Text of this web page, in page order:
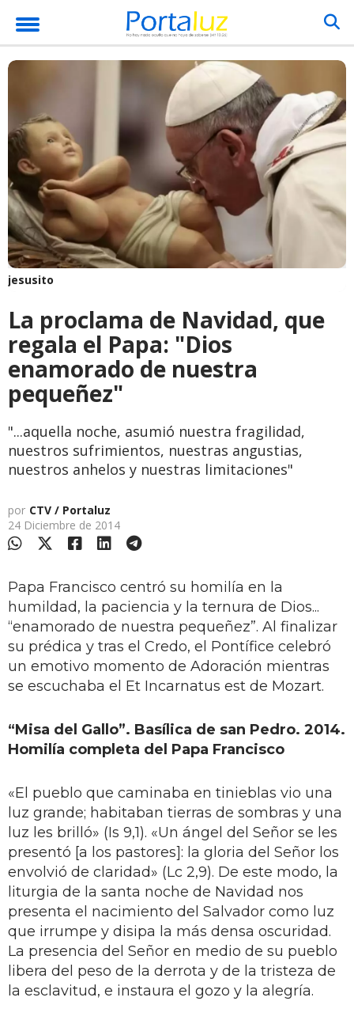
jesusito
La proclama de Navidad, que
regala el Papa: "Dios
enamorado de nuestra
pequeñez"
"...aquella noche, asumió nuestra fragilidad,
nuestros sufrimientos, nuestras angustias,
nuestros anhelos y nuestras limitaciones"
por CTV / Portaluz
24 Diciembre de 2014
Papa Francisco centró su homilía en la
humildad, la paciencia y la ternura de Dios...
“enamorado de nuestra pequeñez”. Al finalizar
su prédica y tras el Credo, el Pontífice celebró
un emotivo momento de Adoración mientras
se escuchaba el Et Incarnatus est de Mozart.
“Misa del Gallo”. Basílica de san Pedro. 2014.
Homilía completa del Papa Francisco
«El pueblo que caminaba en tinieblas vio una
luz grande; habitaban tierras de sombras y una
luz les brilló» (Is 9,1). «Un ángel del Señor se les
presentó [a los pastores]: la gloria del Señor los
envolvió de claridad» (Lc 2,9). De este modo, la
liturgia de la santa noche de Navidad nos
presenta el nacimiento del Salvador como luz
que irrumpe y disipa la más densa oscuridad.
La presencia del Señor en medio de su pueblo
libera del peso de la derrota y de la tristeza de
la esclavitud, e instaura el gozo y la alegría.